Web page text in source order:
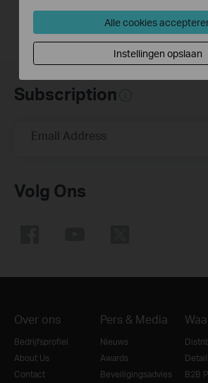
Subscription
Email Address
Volg Ons
Over ons
Bedrijfsprofiel
About Us
Contact
Pers & Media
Nieuws
Awards
Beveiligingsadvies
B2B
Alle cookies
Instellingen opslaan